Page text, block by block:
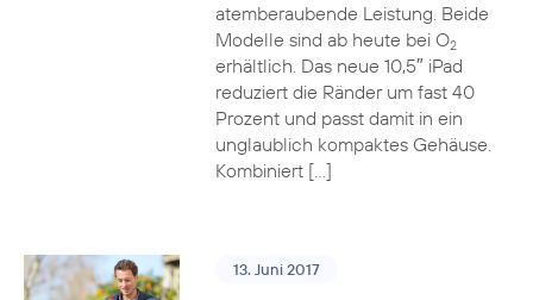
atemberaubende Leistung. Beide
Modelle sind ab heute bei O2
erhältlich. Das neue 10,5″ iPad
reduziert die Ränder um fast 40
Prozent und passt damit in ein
unglaublich kompaktes Gehäuse.
Kombiniert […]
13. Juni 2017